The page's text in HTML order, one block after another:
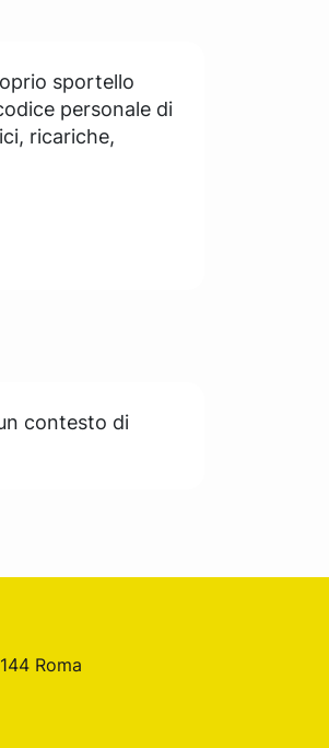
sportello
personale di
ricariche,
contesto di
Roma